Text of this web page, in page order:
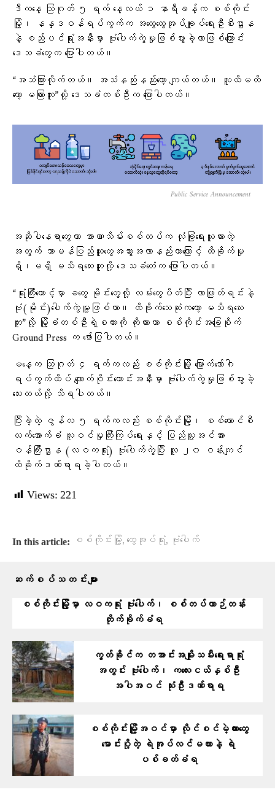
ဒီကနေ့ သြဂုတ် ၅ ရက် နေ့လယ် ၁ နာရီခန့်က စစ်ကိုင်း
မြို့၊ နန္ဒဝန်ရပ်ကွက်က အထွေထွေအုပ်ချုပ်ရေးဦးစီးဌာန
နဲ့ စည်ပင်ရုံးအနီးမှာ ဗုံးပေါက်ကွဲမှုဖြစ်ပွားခဲ့တာဖြစ်ကြောင်း
ဒေသခံတွေက ပြောပါတယ်။
“အသံကြားလိုက်တယ်။ အသံနည်းနည်းတော့ ကျယ်တယ်။ လူထိမထိ
တော့ မကြားဘူး”လို့ ဒေသခံတစ်ဦးက ပြောပါတယ်။
Public Service Announcement
အဆိုပါနေရာတွေဟာ အာဏာသိမ်းစစ်တပ်က လုံခြုံရေးယူထားတဲ့
အတွက် သာမန်ပြည်သူတွေအသွားအလာနည်းတာကြောင့် ထိခိုက်မှု
ရှိ၊မရှိ မသိရသေးဘူးလို့ ဒေသခံ​တေံက ပြောပါတယ်။
“ရုံးကြီးထောင့်မှာ ခတွေ မိုင်းတွေ့လို့ လမ်းတွေပိတ်ပြီး လာဖြုတ်ရင်းနဲ့
ဗုံး(မိုင်း)ပေါက်ကွဲမူ့ဖြစ်တာ။ ထိခိုက်သေဆုံးကတော့ မသိရသေး
ဘူး”လို့ မြို့ခံတစ်ဦးရဲ့စကားကို ကိုးကားကာ စစ်ကိုင်းအခြေစိုက်
Ground Press က ဖော်ပြပါတယ်။
မနေ့က သြဂုတ် ၄ ရက်ကလည်း စစ်ကိုင်းမြို့ မြောက်ဘော်ဂါ
ရပ်ကွက်ထိပ် ကျောက်ဝိုင်းဟောင်းအနီးမှာ ဗုံးပေါက်ကွဲမှုဖြစ်ပွားခဲ့
သေးတယ်လို့ သိရပါတယ်။
ပြီးခဲ့တဲ့ ဇွန်လ ၅ ရက်ကလည်း စစ်ကိုင်းမြို့၊ စစ်ကောင်စီ
လက်အောက်ခံ လူဝင်မှုကြီးကြပ်ရေးနှင့် ပြည်သူ့အင်အား
ဝန်ကြီးဌာန (လဝကရုံး) ဗုံးပေါက်ကွဲပြီး လူ ၂၀ ဝန်းကျင်
ထိခိုက်ဒဏ်ရာရခဲ့ပါတယ်။
Views: 221
In this article: စစ်ကိုင်းမြို့, ထွေအုပ်ရုံး, ဗုံးပေါက်
ဆက်စပ်သတင်းများ
စစ်ကိုင်းမြို့မှာ လဝကရုံး ဗုံးပေါက်၊ စစ်တပ်ယာဉ်တန်း
တိုက်ခိုက်ခံရ
ကွတ်ခိုင်က တအာင်းအမျိုးသမီးရေးရာရုံး
အတွင်း ဗုံးပေါက်၊ ကလေးငယ်နှစ်ဦး
အပါအဝင် သုံးဦးဒဏ်ရာရ
စစ်ကိုင်းမြို့အဝင်မှာ လိုင်စင်မဲ့ကားတွေ
မောင်းပို့တဲ့ ရဲအုပ်လင်မယားနဲ့ ရဲ
ပစ်ခတ်ခံရ